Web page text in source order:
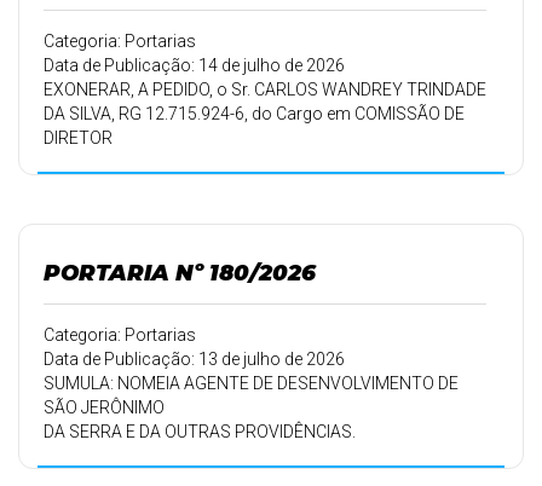
Categoria: Portarias
Data de Publicação: 14 de julho de 2026
EXONERAR, A PEDIDO, o Sr. CARLOS WANDREY TRINDADE
DA SILVA, RG 12.715.924-6, do Cargo em COMISSÃO DE
DIRETOR
PORTARIA Nº 180/2026
Categoria: Portarias
Data de Publicação: 13 de julho de 2026
SUMULA: NOMEIA AGENTE DE DESENVOLVIMENTO DE
SÃO JERÔNIMO
DA SERRA E DA OUTRAS PROVIDÊNCIAS.